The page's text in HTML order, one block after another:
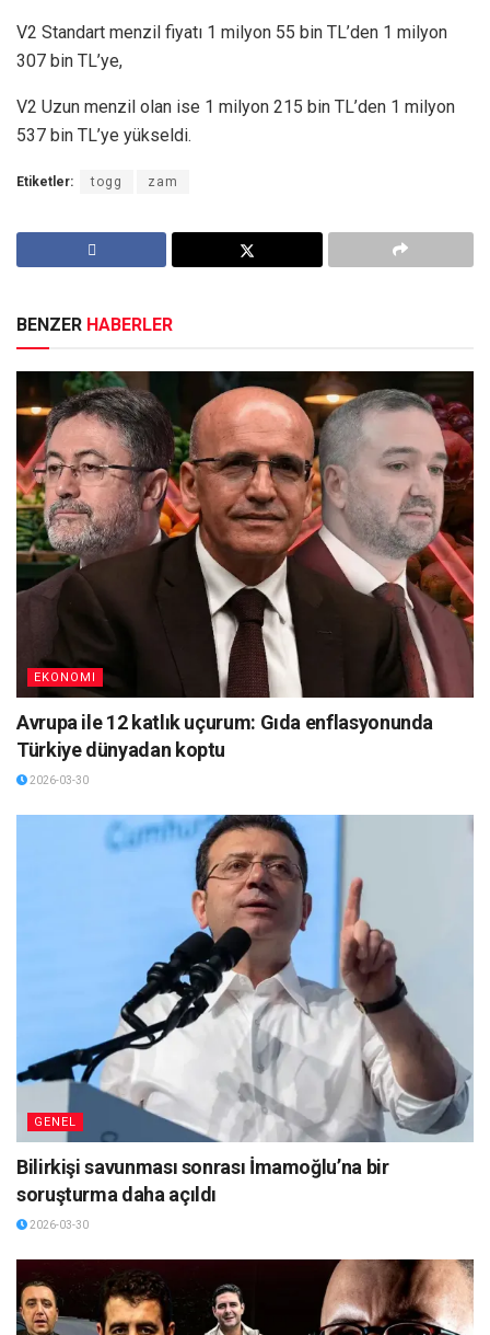
V2 Standart menzil fiyatı 1 milyon 55 bin TL’den 1 milyon
307 bin TL’ye,
V2 Uzun menzil olan ise 1 milyon 215 bin TL’den 1 milyon
537 bin TL’ye yükseldi.
Etiketler: togg zam
BENZER HABERLER
EKONOMI
Avrupa ile 12 katlık uçurum: Gıda enflasyonunda
Türkiye dünyadan koptu
2026-03-30
GENEL
Bilirkişi savunması sonrası İmamoğlu’na bir
soruşturma daha açıldı
2026-03-30